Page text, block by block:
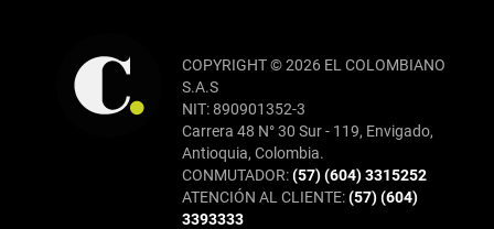
COPYRIGHT © 2026 EL COLOMBIANO
S.A.S
NIT: 890901352-3
Carrera 48 N° 30 Sur - 119, Envigado,
Antioquia, Colombia.
CONMUTADOR:(57) (604) 3315252
ATENCIÓN AL CLIENTE:(57) (604)
3393333